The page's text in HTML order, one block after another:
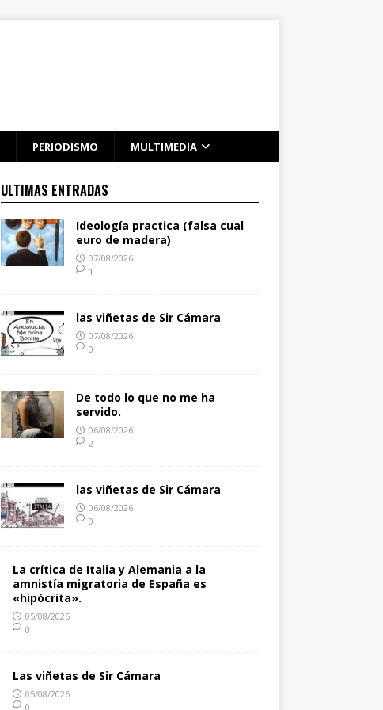
PERIODISMO MULTIMEDIA
ULTIMAS ENTRADAS
Ideología practica (falsa cual
euro de madera)
07/08/2026
1
las viñetas de Sir Cámara
07/08/2026
0
De todo lo que no me ha
servido.
06/08/2026
2
las viñetas de Sir Cámara
06/08/2026
0
La crítica de Italia y Alemania a la
amnistía migratoria de España es
«hipócrita».
05/08/2026
0
Las viñetas de Sir Cámara
05/08/2026
0